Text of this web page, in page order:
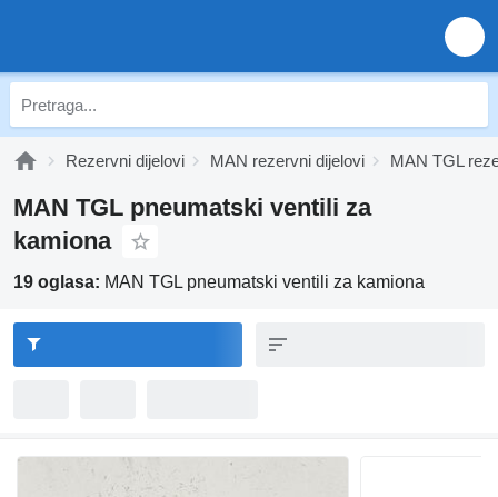
Rezervni dijelovi MAN rezervni dijelovi MAN TGL
MAN TGL pneumatski ventili za
kamiona
19 oglasa: MAN TGL pneumatski ventili za kamiona